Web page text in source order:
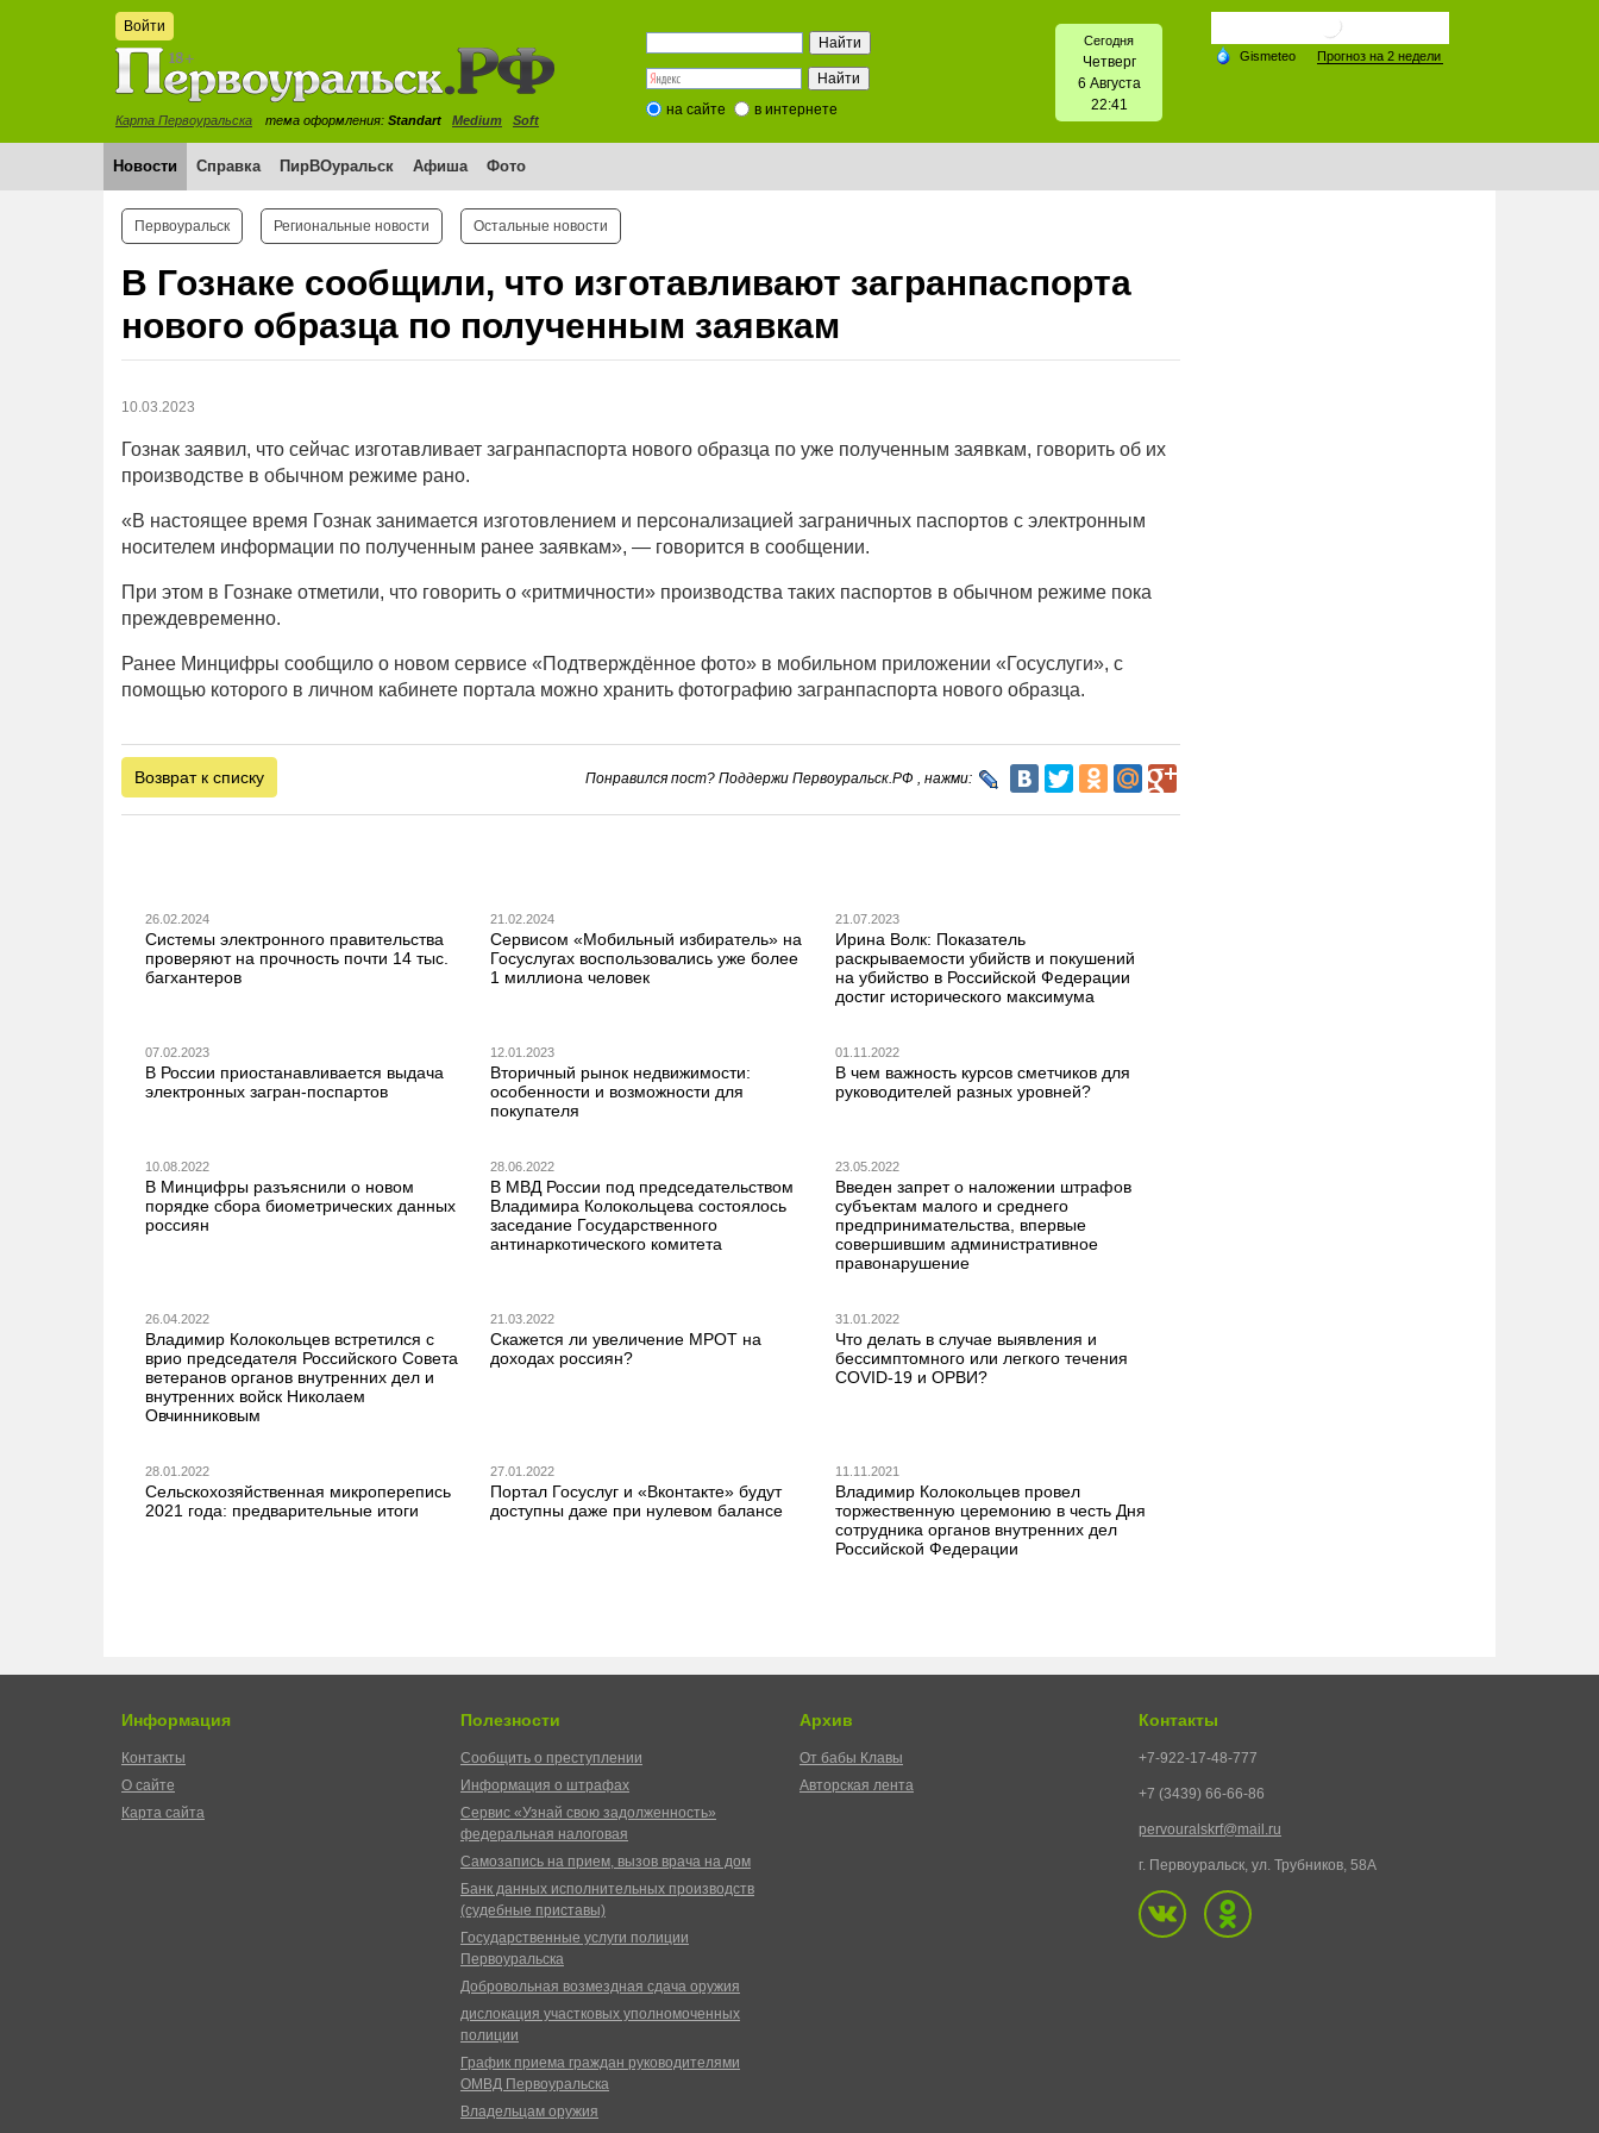
Войти
Карта Первоуральска тема оформления: Standart Medium Soft
на сайте в интернете
Сегодня
Четверг
6 Августа
22:41
Новости Справка ПирВОуральск Афиша Фото
Первоуральск Региональные новости Остальные новости
В Гознаке сообщили, что изготавливают загранпаспорта
нового образца по полученным заявкам
10.03.2023
Гознак заявил, что сейчас изготавливает загранпаспорта нового образца по уже полученным заявкам, говорить об их
производстве в обычном режиме рано.
«В настоящее время Гознак занимается изготовлением и персонализацией заграничных паспортов с электронным
носителем информации по полученным ранее заявкам», — говорится в сообщении.
При этом в Гознаке отметили, что говорить о «ритмичности» производства таких паспортов в обычном режиме пока
преждевременно.
Ранее Минцифры сообщило о новом сервисе «Подтверждённое фото» в мобильном приложении «Госуслуги», с
помощью которого в личном кабинете портала можно хранить фотографию загранпаспорта нового образца.
Возврат к списку Понравился пост? Поддержи Первоуральск.РФ , нажми:
26.02.2024
Системы электронного правительства
проверяют на прочность почти 14 тыс.
багхантеров
21.02.2024
Сервисом «Мобильный избиратель» на
Госуслугах воспользовались уже более
1 миллиона человек
21.07.2023
Ирина Волк: Показатель
раскрываемости убийств и покушений
на убийство в Российской Федерации
достиг исторического максимума
07.02.2023
В России приостанавливается выдача
электронных загран-поспартов
12.01.2023
Вторичный рынок недвижимости:
особенности и возможности для
покупателя
01.11.2022
В чем важность курсов сметчиков для
руководителей разных уровней?
10.08.2022
В Минцифры разъяснили о новом
порядке сбора биометрических данных
россиян
28.06.2022
В МВД России под председательством
Владимира Колокольцева состоялось
заседание Государственного
антинаркотического комитета
23.05.2022
Введен запрет о наложении штрафов
субъектам малого и среднего
предпринимательства, впервые
совершившим административное
правонарушение
26.04.2022
Владимир Колокольцев встретился с
врио председателя Российского Совета
ветеранов органов внутренних дел и
внутренних войск Николаем
Овчинниковым
21.03.2022
Скажется ли увеличение МРОТ на
доходах россиян?
31.01.2022
Что делать в случае выявления и
бессимптомного или легкого течения
COVID-19 и ОРВИ?
28.01.2022
Сельскохозяйственная микроперепись
2021 года: предварительные итоги
27.01.2022
Портал Госуслуг и «Вконтакте» будут
доступны даже при нулевом балансе
11.11.2021
Владимир Колокольцев провел
торжественную церемонию в честь Дня
сотрудника органов внутренних дел
Российской Федерации
Информация
Контакты
О сайте
Карта сайта
Полезности
Сообщить о преступлении
Информация о штрафах
Сервис «Узнай свою задолженность»
федеральная налоговая
Самозапись на прием, вызов врача на дом
Банк данных исполнительных производств
(судебные приставы)
Государственные услуги полиции
Первоуральска
Добровольная возмездная сдача оружия
дислокация участковых уполномоченных
полиции
График приема граждан руководителями
ОМВД Первоуральска
Владельцам оружия
Архив
От бабы Клавы
Авторская лента
Контакты
+7-922-17-48-777
+7 (3439) 66-66-86
pervouralskrf@mail.ru
г. Первоуральск, ул. Трубников, 58А